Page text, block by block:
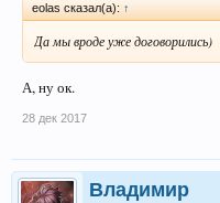
eolas сказал(а): ↑
Да мы вроде уже договорились)
А, ну ок.
28 дек 2017
Владимир